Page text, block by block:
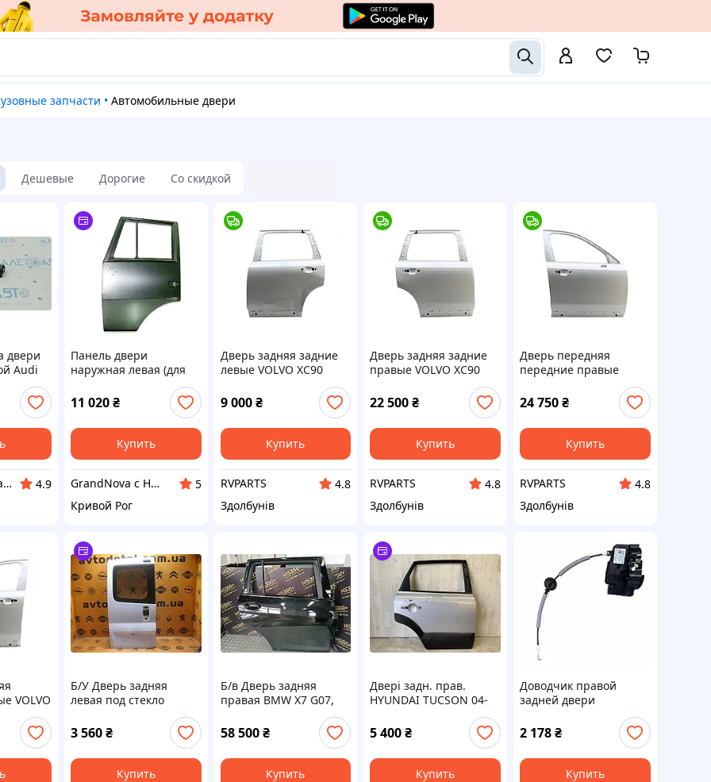
Кузовные запчасти • Автомобильные двери
Дешевые Дорогие Со скидкой
двери
Audi
Алето Авто - запчасти на авто из США
4.9
Панель двери
наружная левая (для
КАМАЗ) 5320-6101015
11 020₴
Купить
GrandNova с НДС
5
Кривой Рог
Дверь задняя задние
левые VOLVO XC90
32133218
9 000 ₴
Купить
RVPARTS
4.8
Здолбунів
Дверь задняя задние
правые VOLVO XC90
22 500₴
Купить
RVPARTS
4.8
Здолбунів
Дверь передняя
передние правые
VOLVO XC90 2015-2019
32133217
24 750₴
Купить
RVPARTS
4.8
Здолбунів
VOLVO
Б/У Дверь задняя
левая под стекло
RENAULT TRAFIC Opel
Vivaro, Nissan Primastar
7750311423
3 560₴
Купить
Б/в Дверь задняя
правая BMW X7 G07,
58 500 ₴
Купить
Двері задн. прав.
HYUNDAI TUCSON 04-
5 400₴
Купить
Доводчик правой
задней двери
ОРИГИНАЛ (16186424-
00)
2 178₴
Купить